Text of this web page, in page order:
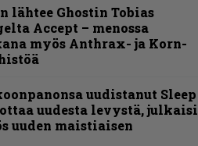
lähtee Ghostin Tobias
Accept – menossa
myös Anthrax- ja Korn-
uudistanut Sleep
uudesta levystä, julkaisi
uuden maistiaisen